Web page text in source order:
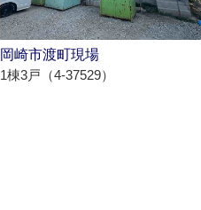
岡崎市渡町現場
1棟3戸（4-37529）